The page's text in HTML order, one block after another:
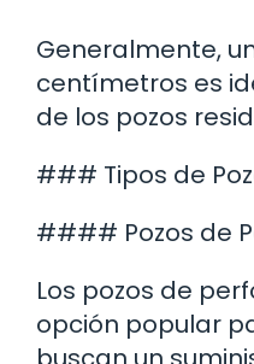
Generalmente,
centímetros es
de los pozos
### Tipos de
#### Pozos de
Los pozos de
opción popular